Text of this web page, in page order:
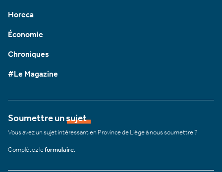
Horeca
Économie
Chroniques
#Le Magazine
Soumettre un sujet
Vous avez un sujet intéressant en Province de Liège à nous soumettre ?
Complétez leformulaire